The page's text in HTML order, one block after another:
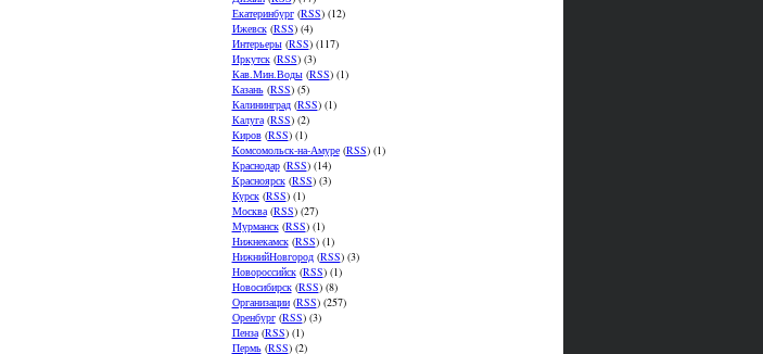
Екатеринбург(RSS) (12)
Ижевск(RSS) (4)
Интерьеры(RSS) (117)
Иркутск(RSS) (3)
Кав.Мин.Воды(RSS) (1)
Казань(RSS) (5)
Калининград(RSS) (1)
Калуга(RSS) (2)
Киров(RSS) (1)
Комсомольск-на-Амуре(RSS) (1)
Краснодар(RSS) (14)
Красноярск(RSS) (3)
Курск(RSS) (1)
Москва(RSS) (27)
Мурманск(RSS) (1)
Нижнекамск(RSS) (1)
НижнийНовгород(RSS) (3)
Новороссийск(RSS) (1)
Новосибирск(RSS) (8)
Организации(RSS) (257)
Оренбург(RSS) (3)
Пенза(RSS) (1)
Пермь(RSS) (2)